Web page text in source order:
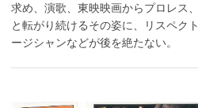
求め、演歌、東映映画からプロレス
と転がり続けるその姿に、リスペク
ージシャンなどが後を絶たない。